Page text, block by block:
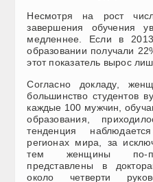
Несмотря на рост
завершения обучения
медленнее. Если в
образовании получали
этот показатель вырос
Согласно докладу,
большинство студентов
каждые 100 мужчин,
образования,
тенденция
регионах мира, за
тем женщины по-
представлены в
около четверти